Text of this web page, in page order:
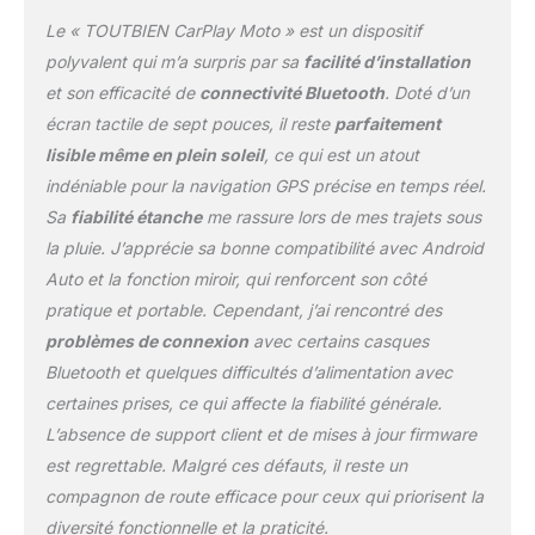
Connectivité Bluetooth
fonctionnalité Bluetooth
double est
révolutionnaire. Non
seulement vous pouvez
smartphone sans effort,
mais vous pouvez
également synchroniser
votre casque Bluetooth,
assurant une
communication claire et
ininterrompue ou une
lecture de musique.
L'ensemble du système
donne la priorité à la
sécurité et au confort du
conducteur, vous
permettant de rester
connecté sans fils
Le « TOUTBIEN CarPlay Moto » est un dispositif
polyvalent qui m’a surpris par sa facilité d’installation
et son efficacité de connectivité Bluetooth. Doté d’un
écran tactile de sept pouces, il reste parfaitement
lisible même en plein soleil, ce qui est un atout
indéniable pour la navigation GPS précise en temps réel.
Sa fiabilité étancheme rassure lors de mes trajets sous
la pluie. J’apprécie sa bonne compatibilité avec Android
Auto et la fonction miroir, qui renforcent son côté
pratique et portable. Cependant, j’ai rencontré des
problèmes de connexionavec certains casques
Bluetooth et quelques difficultés d’alimentation avec
certaines prises, ce qui affecte la fiabilité générale.
L’absence de support client et de mises à jour firmware
est regrettable. Malgré ces défauts, il reste un
compagnon de route efficace pour ceux qui priorisent la
diversité fonctionnelle et la praticité.